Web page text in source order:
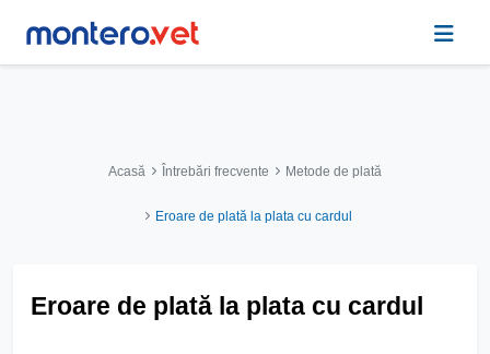
Acasă Întrebări frecvente Metode de plată
Eroare de plată la plata cu cardul
Eroare de plată la plata cu cardul